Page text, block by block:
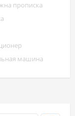
прописка
машина